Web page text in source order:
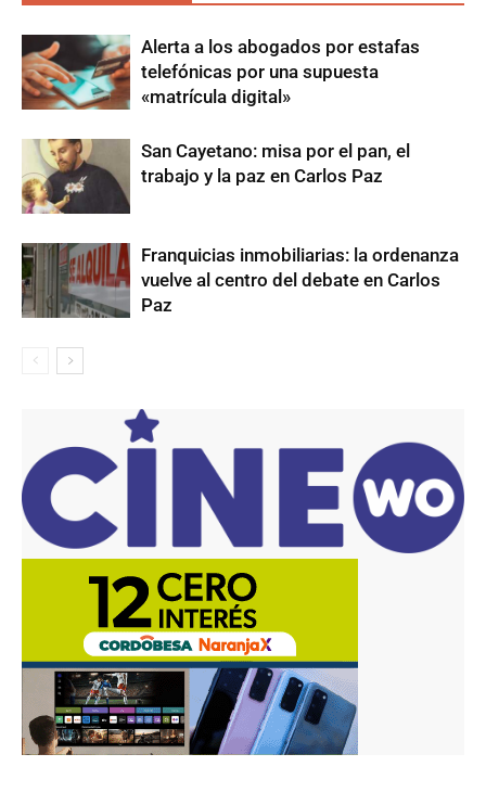
Alerta a los abogados por estafas
telefónicas por una supuesta
«matrícula digital»
San Cayetano: misa por el pan, el
trabajo y la paz en Carlos Paz
Franquicias inmobiliarias: la ordenanza
vuelve al centro del debate en Carlos
Paz